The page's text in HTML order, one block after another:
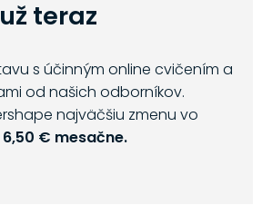
teraz
s účinným online cvičením a
od našich odborníkov.
najväčšiu zmenu vo
€ mesačne.